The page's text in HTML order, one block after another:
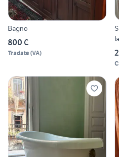
Bagno
800 €
Tradate(VA)